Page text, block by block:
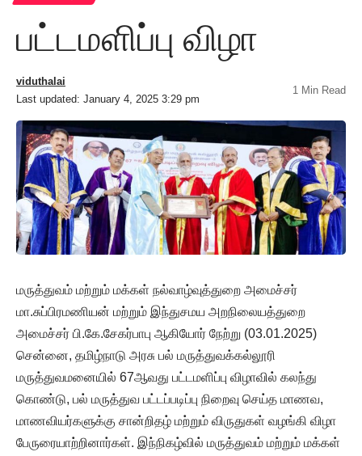
பட்டமளிப்பு விழா
Last updated: January 4, 2025 3:29 pm
viduthalai
1 Min Read
மருத்துவம் மற்றும் மக்கள் நல்வாழ்வுத்துறை அமைச்சர்
மா.சுப்பிரமணியன் மற்றும் இந்துசமய அறநிலையத்துறை
அமைச்சர் பி.கே.சேகர்பாபு ஆகியோர் நேற்று (03.01.2025)
சென்னை, தமிழ்நாடு அரசு பல் மருத்துவக்கல்லூரி
மருத்துவமனையில் 67ஆவது பட்டமளிப்பு விழாவில் கலந்து
கொண்டு, பல் மருத்துவ பட்டப்படிப்பு நிறைவு செய்த மாணவ,
மாணவியர்களுக்கு சான்றிதழ் மற்றும் விருதுகள் வழங்கி விழா
பேருரையாற்றினார்கள். இந்நிகழ்வில் மருத்துவம் மற்றும் மக்கள்